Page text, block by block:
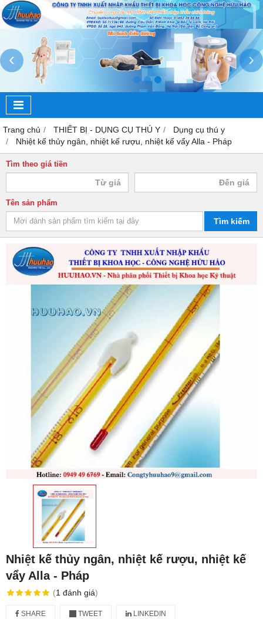
‹ ›
Trang chủ THIẾT BỊ - DỤNG CỤ THÚ Y
Dụng cụ thú y
Nhiệt kế thủy ngân, nhiệt kế rượu, nhiệt kế vẩy Alla - Pháp
Tìm theo giá tiền
Tên sản phẩm
Tìm kiếm
Nhiệt kế thủy ngân, nhiệt kế rượu, nhiệt kế
vẩy Alla - Pháp
(1 đánh giá)
SHARE TWEET LINKEDIN